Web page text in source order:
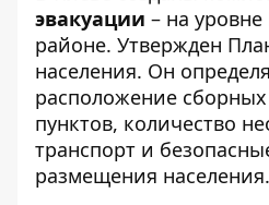
эвакуации – на
районе. Утвержден
населения. Он
расположение
пунктов, количество
транспорт и
размещения населения.